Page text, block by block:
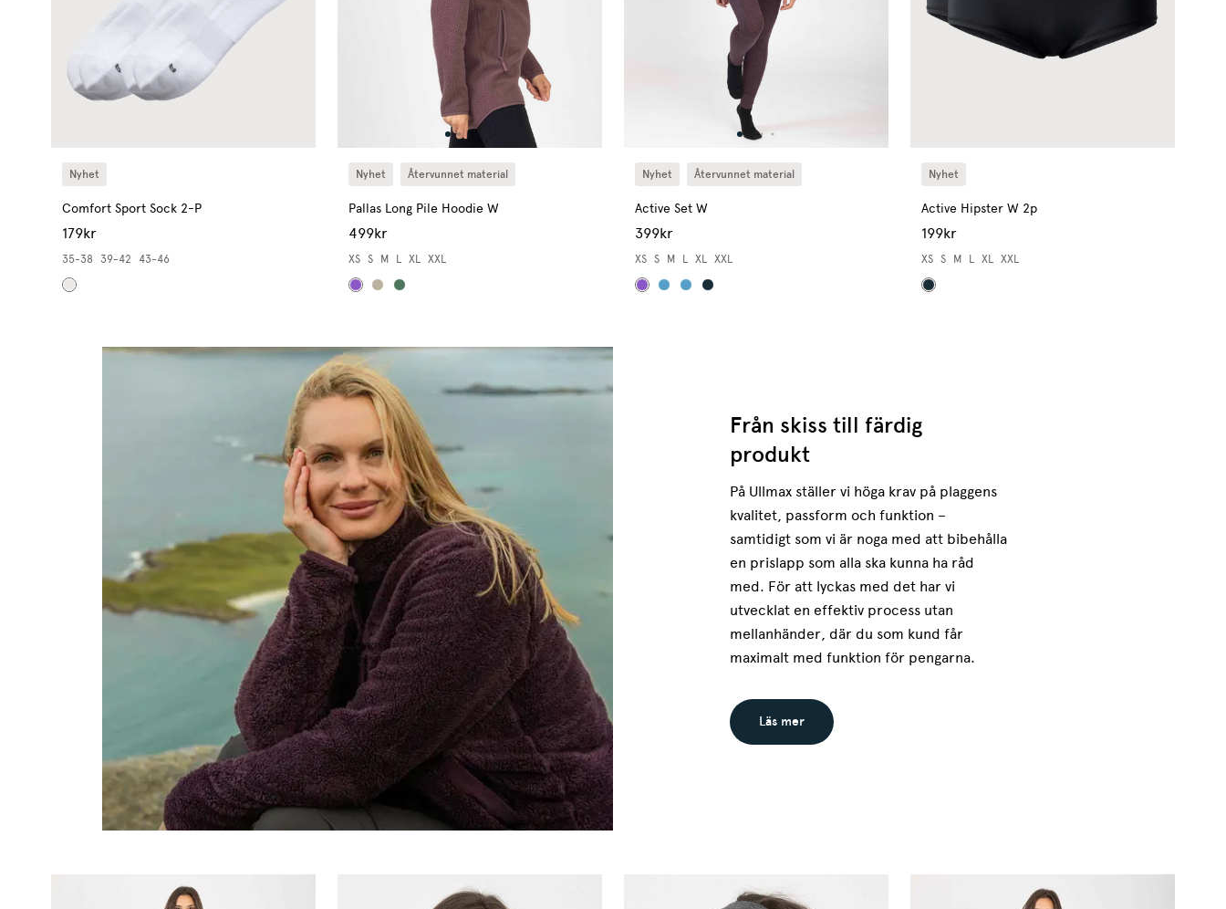
Nyhet
Comfort Sport Sock 2-P
179kr
35-38 39-42 43-46
Nyhet Återvunnet material
Pallas Long Pile Hoodie W
499kr
XS S M L XL XXL
Nyhet Återvunnet material
Active Set W
399kr
XS S M L XL XXL
Nyhet
Active Hipster W 2p
199kr
XS S M L XL XXL
Från skiss till färdig
produkt
På Ullmax ställer vi höga krav på plaggens
kvalitet, passform och funktion –
samtidigt som vi är noga med att bibehålla
en prislapp som alla ska kunna ha råd
med. För att lyckas med det har vi
utvecklat en effektiv process utan
mellanhänder, där du som kund får
maximalt med funktion för pengarna.
Läs mer